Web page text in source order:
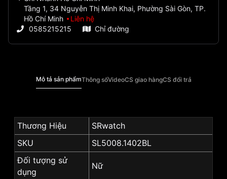
Tầng 1, 34 Nguyễn Thị Minh Khai, Phường Sài Gòn, TP.
Hồ Chí Minh
Liên hệ
0585215215
Chỉ đường
Mô tả sản phẩmThông sốVideoCS giao hàngCS đổi trả
Thương Hiệu
SRwatch
SKU
SL5008.1402BL
Đối tượng sử
dụng
Nữ